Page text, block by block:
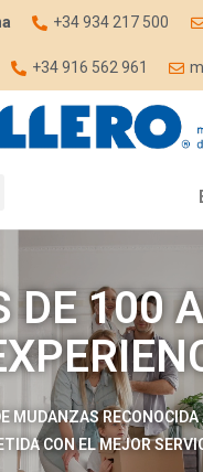
+34 934 217 500
+34 916 562 961
DE 100
MUDANZAS
CON EL MEJOR